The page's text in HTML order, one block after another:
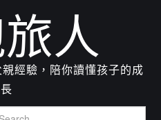
人
經驗，陪你讀懂孩子的成
長